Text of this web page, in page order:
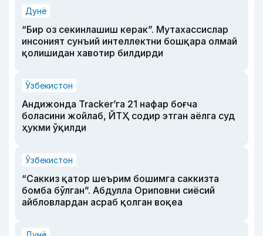
Дунё
“Бир оз секинлашиш керак”. Мутахассислар
инсоният сунъий интеллектни бошқара олмай
қолишидан хавотир билдирди
Ўзбекистон
Андижонда Tracker’га 21 нафар боғча
боласини жойлаб, ЙТҲ содир этган аёлга суд
ҳукми ўқилди
Ўзбекистон
“Саккиз қатор шеърим бошимга саккизта
бомба бўлган”. Абдулла Ориповни сиёсий
айбловлардан асраб қолган воқеа